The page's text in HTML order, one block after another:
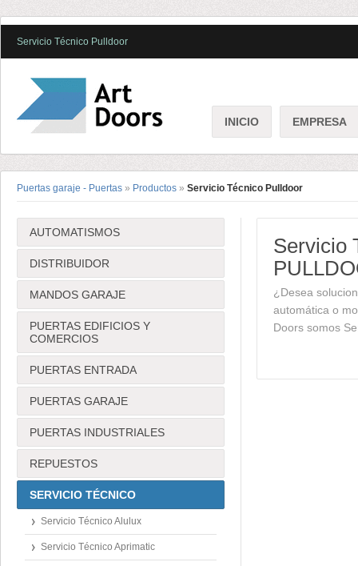
Servicio Técnico Pulldoor
INICIO EMPRESA
Puertas garaje - Puertas » Productos » Servicio Técnico Pulldoor
AUTOMATISMOS
DISTRIBUIDOR
MANDOS GARAJE
PUERTAS EDIFICIOS Y
COMERCIOS
PUERTAS ENTRADA
PUERTAS GARAJE
PUERTAS INDUSTRIALES
REPUESTOS
SERVICIO TÉCNICO
Servicio Técnico Alulux
Servicio Técnico Aprimatic
Servicio
¿Desea
automática o
Doors somos